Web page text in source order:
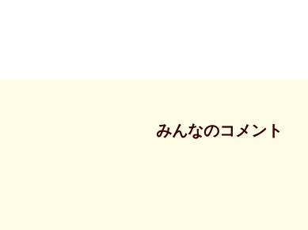
みんなのコメント